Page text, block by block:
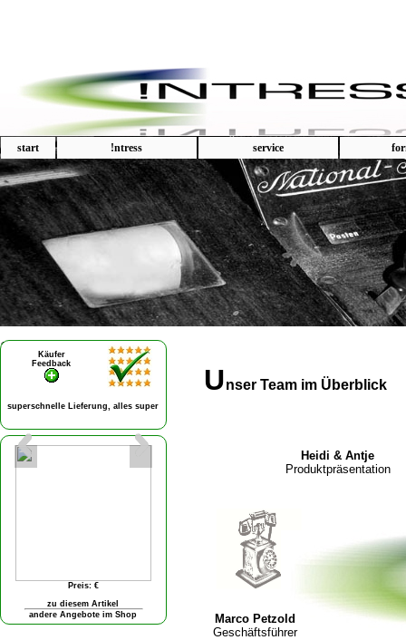
start !ntress service
Unser Team im Überblick
Heidi & Antje
Produktpräsentation
Marco Petzold
Geschäftsführer